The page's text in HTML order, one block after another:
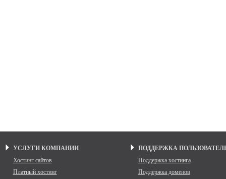
УСЛУГИ КОМПАНИИ
Хостинг сайтов
Платный хостинг
ПОДДЕРЖКА
Поддержка хостинга
Поддержка доменов